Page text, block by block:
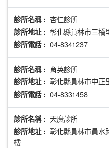
診所名稱 : 杏仁診所
診所地址 : 彰化縣員林市三橋
診所電話 : 04-8341237
診所名稱 : 育英診所
診所地址 : 彰化縣員林市中正
診所電話 : 04-8331458
診所名稱 : 天廣診所
診所地址 : 彰化縣員林市員水
樓